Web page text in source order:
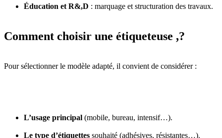
Éducation et R&,D : marquage et structuration des travaux.
Comment choisir une étiqueteuse ,?
Pour sélectionner le modèle adapté, il convient de considérer :
L’usage principal (mobile, bureau, intensif…).
Le type d’étiquettes souhaité (adhésives, résistantes…).